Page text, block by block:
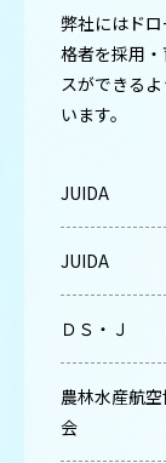
弊社にはド
格者を採用
スができる
います。
JUIDA
JUIDA
ＤＳ・Ｊ
農林水産航
会